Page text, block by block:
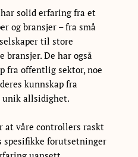
solid erfaring fra et
og bransjer – fra små
til store
De har også
fra offentlig sektor, noe
kunnskap fra
allsidighet.
at våre controllers raskt
spesifikke forutsetninger